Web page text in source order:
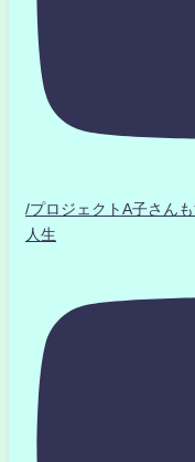
/プロジェクトA子さん
人生